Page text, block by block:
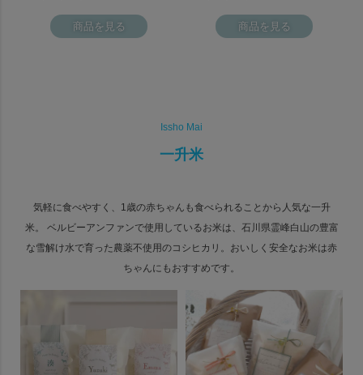
商品を見る 商品を見る
Issho Mai
一升米
気軽に食べやすく、1歳の赤ちゃんも食べられることから人気な一升
米。
ベルビーアンファンで使用しているお米は、 石川県霊峰白山の豊富
な雪解け水で育った農薬不使用のコシヒカリ。 おいしく安全なお米は赤
ちゃんにもおすすめです。